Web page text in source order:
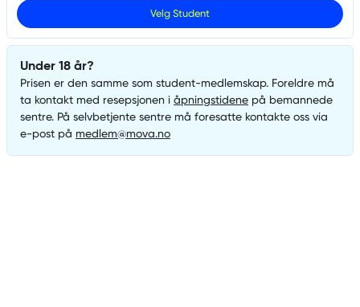
Velg Student
Under 18 år?
Prisen er den samme som student-medlemskap. Foreldre må
ta kontakt med resepsjonen i åpningstidene på bemannede
sentre. På selvbetjente sentre må foresatte kontakte oss via
e-post på medlem@mova.no